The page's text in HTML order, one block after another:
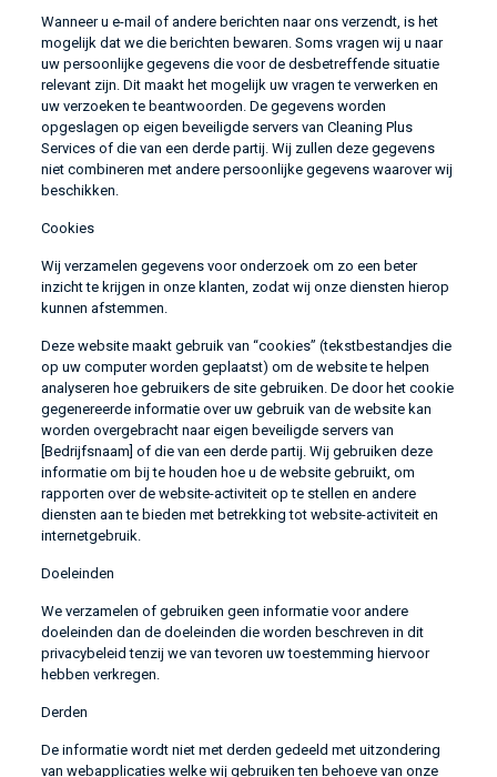
Wanneer u e-mail of andere berichten naar ons verzendt, is het
mogelijk dat we die berichten bewaren. Soms vragen wij u naar
uw persoonlijke gegevens die voor de desbetreffende situatie
relevant zijn. Dit maakt het mogelijk uw vragen te verwerken en
uw verzoeken te beantwoorden. De gegevens worden
opgeslagen op eigen beveiligde servers van Cleaning Plus
Services of die van een derde partij. Wij zullen deze gegevens
niet combineren met andere persoonlijke gegevens waarover wij
beschikken.
Cookies
Wij verzamelen gegevens voor onderzoek om zo een beter
inzicht te krijgen in onze klanten, zodat wij onze diensten hierop
kunnen afstemmen.
Deze website maakt gebruik van “cookies” (tekstbestandjes die
op uw computer worden geplaatst) om de website te helpen
analyseren hoe gebruikers de site gebruiken. De door het cookie
gegenereerde informatie over uw gebruik van de website kan
worden overgebracht naar eigen beveiligde servers van
[Bedrijfsnaam] of die van een derde partij. Wij gebruiken deze
informatie om bij te houden hoe u de website gebruikt, om
rapporten over de website-activiteit op te stellen en andere
diensten aan te bieden met betrekking tot website-activiteit en
internetgebruik.
Doeleinden
We verzamelen of gebruiken geen informatie voor andere
doeleinden dan de doeleinden die worden beschreven in dit
privacybeleid tenzij we van tevoren uw toestemming hiervoor
hebben verkregen.
Derden
De informatie wordt niet met derden gedeeld met uitzondering
van webapplicaties welke wij gebruiken ten behoeve van onze